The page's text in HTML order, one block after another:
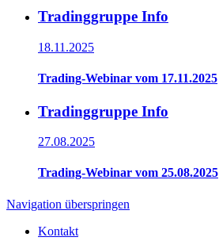
Tradinggruppe Info
18.11.2025
Trading-Webinar vom 17.11.2025
Tradinggruppe Info
27.08.2025
Trading-Webinar vom 25.08.2025
Navigation überspringen
Kontakt